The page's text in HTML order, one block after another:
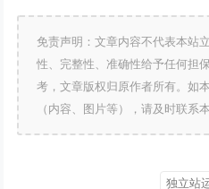
免责声明：文章内容不代表本站
性、完整性、准确性给予任何担
考，文章版权归原作者所有。如
（内容、图片等），请及时联系
独立站